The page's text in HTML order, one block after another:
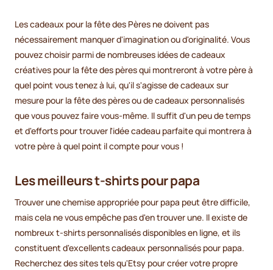
Les cadeaux pour la fête des Pères ne doivent pas
nécessairement manquer d'imagination ou d'originalité. Vous
pouvez choisir parmi de nombreuses idées de cadeaux
créatives pour la fête des pères qui montreront à votre père à
quel point vous tenez à lui, qu'il s'agisse de cadeaux sur
mesure pour la fête des pères ou de cadeaux personnalisés
que vous pouvez faire vous-même. Il suffit d'un peu de temps
et d'efforts pour trouver l'idée cadeau parfaite qui montrera à
votre père à quel point il compte pour vous !
Les meilleurs t-shirts pour papa
Trouver une chemise appropriée pour papa peut être difficile,
mais cela ne vous empêche pas d'en trouver une. Il existe de
nombreux t-shirts personnalisés disponibles en ligne, et ils
constituent d'excellents cadeaux personnalisés pour papa.
Recherchez des sites tels qu'Etsy pour créer votre propre